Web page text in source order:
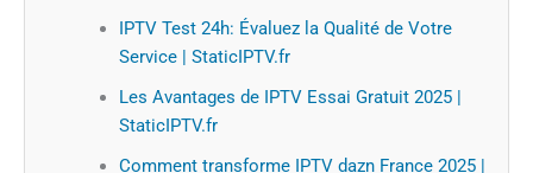
IPTV Test 24h: Évaluez la Qualité de Votre
Service | StaticIPTV.fr
Les Avantages de IPTV Essai Gratuit 2025 |
StaticIPTV.fr
Comment transforme IPTV dazn France 2025 |